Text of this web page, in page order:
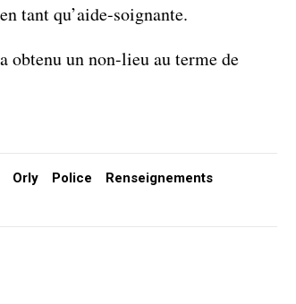
tant qu’aide-soignante.
obtenu un non-lieu au terme de
Orly Police
Renseignements